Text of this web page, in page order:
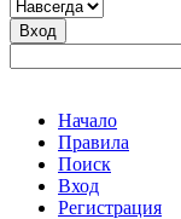
Начало
Правила
Поиск
Вход
Регистрация